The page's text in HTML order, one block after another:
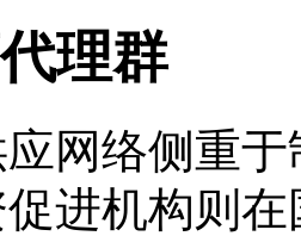
理群
网络侧重
进机构则